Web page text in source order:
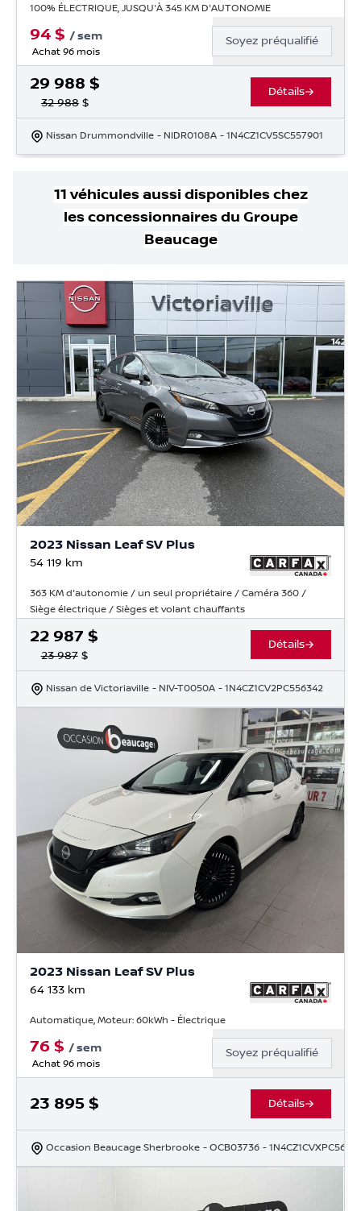
100% ÉLECTRIQUE, JUSQU'À 345 KM D'AUTONOMIE
94 $ /sem
Achat 96 mois
Soyez préqualifié
29 988 $
32 988 $
Détails
Nissan Drummondville - NIDR0108A - 1N4CZ1CV5SC557901
11 véhicules aussi disponibles chez
les concessionnaires du Groupe
Beaucage
2023 Nissan Leaf SV Plus
54 119 km
363 KM d'autonomie / un seul propriétaire / Caméra 360 /
Siège électrique / Sièges et volant chauffants
22 987 $
23 987$
Détails
Nissan de Victoriaville - NIV-T0050A - 1N4CZ1CV2PC556342
2023 Nissan Leaf SV Plus
64 133 km
Automatique, Moteur: 60kWh - Électrique
76 $ /sem
Achat 96 mois
Soyez préqualifié
23 895 $ Détails
Occasion Beaucage Sherbrooke - OCB03736 -